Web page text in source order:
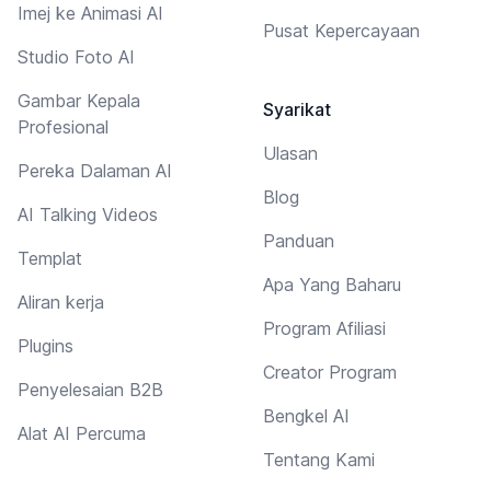
Imej ke Animasi AI
Studio Foto AI
Gambar Kepala
Profesional
Pereka Dalaman AI
AI Talking Videos
Templat
Aliran kerja
Plugins
Penyelesaian B2B
Alat AI Percuma
Pusat Kepercayaan
Syarikat
Ulasan
Blog
Panduan
Apa Yang Baharu
Program Afiliasi
Creator Program
Bengkel AI
Tentang Kami